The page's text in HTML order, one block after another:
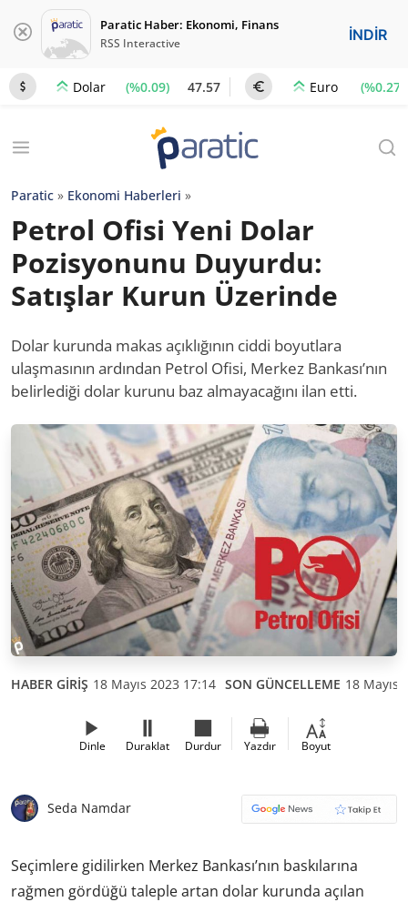
Paratic Haber: Ekonomi, Finans
RSS Interactive İNDİR
Dolar (%0.09) 47.57 Euro (%0.27)
Paratic » Ekonomi Haberleri »
Petrol Ofisi Yeni Dolar
Pozisyonunu Duyurdu:
Satışlar Kurun Üzerinde
Dolar kurunda makas açıklığının ciddi boyutlara
ulaşmasının ardından Petrol Ofisi, Merkez Bankası’nın
belirlediği dolar kurunu baz almayacağını ilan etti.
HABER GİRİŞ 18 Mayıs 2023 17:14 SON GÜNCELLEME 18 Mayıs
Dinle Duraklat Durdur Yazdır Boyut
Seda Namdar
Seçimlere gidilirken Merkez Bankası’nın baskılarına
rağmen gördüğü taleple artan dolar kurunda açılan